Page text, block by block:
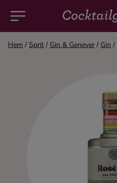
Alla cocktails & drinkar
Hem / Sprit / Gin & Genever / Gin /